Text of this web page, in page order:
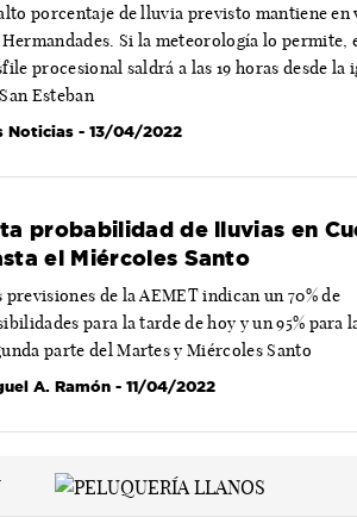
porcentaje de lluvia previsto mantiene en
Si la meteorología lo permite,
procesional saldrá a las 19 horas desde la
Esteban
Noticias - 13/04/2022
probabilidad de lluvias en
el Miércoles Santo
previsiones de la AEMET indican un 70% de
para la tarde de hoy y un 95% para
parte del Martes y Miércoles Santo
A. Ramón - 11/04/2022